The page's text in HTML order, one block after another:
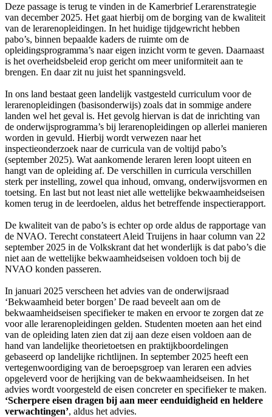
Deze passage is terug te vinden in de Kamerbrief Lerarenstrategie
van december 2025. Het gaat hierbij om de borging van de kwaliteit
van de lerarenopleidingen. In het huidige tijdgewricht hebben
pabo’s, binnen bepaalde kaders de ruimte om de
opleidingsprogramma’s naar eigen inzicht vorm te geven. Daarnaast
is het overheidsbeleid erop gericht om meer uniformiteit aan te
brengen. En daar zit nu juist het spanningsveld.
In ons land bestaat geen landelijk vastgesteld curriculum voor de
lerarenopleidingen (basisonderwijs) zoals dat in sommige andere
landen wel het geval is. Het gevolg hiervan is dat de inrichting van
de onderwijsprogramma’s bij lerarenopleidingen op allerlei manieren
worden in gevuld. Hierbij wordt verwezen naar het
inspectieonderzoek naar de curricula van de voltijd pabo’s
(september 2025). Wat aankomende leraren leren loopt uiteen en
hangt van de opleiding af. De verschillen in curricula verschillen
sterk per instelling, zowel qua inhoud, omvang, onderwijsvormen en
toetsing. En last but not least niet alle wettelijke bekwaamheidseisen
komen terug in de leerdoelen, aldus het betreffende inspectierapport.
De kwaliteit van de pabo’s is echter op orde aldus de rapportage van
de NVAO. Terecht constateert Aleid Truijens in haar column van 22
september 2025 in de Volkskrant dat het wonderlijk is dat pabo’s die
niet aan de wettelijke bekwaamheidseisen voldoen toch bij de
NVAO konden passeren.
In januari 2025 verscheen het advies van de onderwijsraad
‘Bekwaamheid beter borgen’ De raad beveelt aan om de
bekwaamheidseisen specifieker te maken en ervoor te zorgen dat ze
voor alle lerarenopleidingen gelden. Studenten moeten aan het eind
van de opleiding laten zien dat zij aan deze eisen voldoen aan de
hand van landelijke theorietoetsen en praktijkboordelingen
gebaseerd op landelijke richtlijnen. In september 2025 heeft een
vertegenwoordiging van de beroepsgroep van leraren een advies
opgeleverd voor de herijking van de bekwaamheidseisen. In het
advies wordt voorgesteld de eisen concreter en specifieker te maken.
‘Scherpere eisen dragen bij aan meer eenduidigheid en heldere
verwachtingen’, aldus het advies.